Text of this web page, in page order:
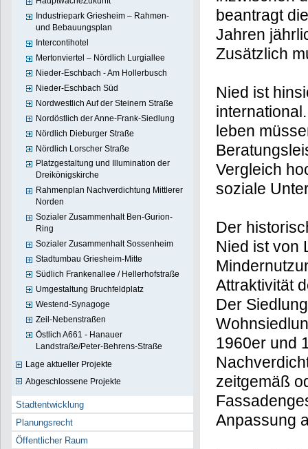
Industriepark Griesheim – Rahmen-
und Bebauungsplan
Intercontihotel
Mertonviertel – Nördlich Lurgiallee
Nieder-Eschbach - Am Hollerbusch
Nieder-Eschbach Süd
Nordwestlich Auf der Steinern Straße
Nordöstlich der Anne-Frank-Siedlung
Nördlich Dieburger Straße
Nördlich Lorscher Straße
Platzgestaltung und Illumination der
Dreikönigskirche
Rahmenplan Nachverdichtung Mittlerer
Norden
Sozialer Zusammenhalt Ben-Gurion-
Ring
Sozialer Zusammenhalt Sossenheim
Stadtumbau Griesheim-Mitte
Südlich Frankenallee / Hellerhofstraße
Umgestaltung Bruchfeldplatz
Westend-Synagoge
Zeil-Nebenstraßen
Östlich A661 - Hanauer
Landstraße/Peter-Behrens-Straße
Lage aktueller Projekte
Abgeschlossene Projekte
Stadtentwicklung
Planungsrecht
Öffentlicher Raum
beantragt
Jahren
Zusätzlich
Nied ist
leben
Vergleich
soziale
Der
Nied ist von
Attraktivität
Der
1960er und
zeitgemäß
Anpassung